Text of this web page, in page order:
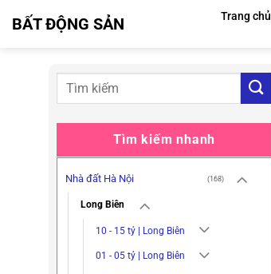
quaBẤT ĐỘNG SẢN Trang chủ
Tìm kiếm nhanh
Nhà đất Hà Nội (168)
Long Biên
10 - 15 tỷ | Long Biên
01 - 05 tỷ | Long Biên